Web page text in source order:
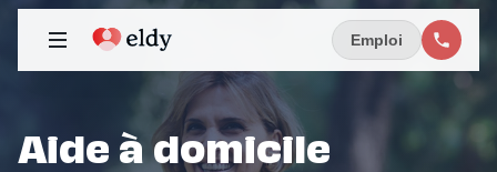
Emploi
Aide à domicile